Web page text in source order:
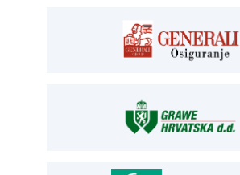
homologacija@aksiget.hr
Siget – zastupanje u osiguranju
osiguranje@aksiget.hr